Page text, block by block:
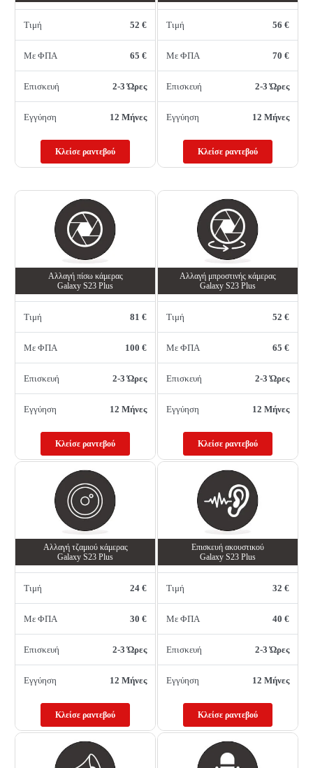
Τιμή 52 €
Με ΦΠΑ 65 €
Επισκευή 2-3 Ώρες
Εγγύηση 12 Μήνες
Κλείσε ραντεβού
Τιμή 56 €
Με ΦΠΑ 70 €
Επισκευή 2-3 Ώρες
Εγγύηση 12 Μήνες
Κλείσε ραντεβού
Αλλαγή πίσω κάμερας
Galaxy S23 Plus
Τιμή 81 €
Με ΦΠΑ 100 €
Επισκευή 2-3 Ώρες
Εγγύηση 12 Μήνες
Κλείσε ραντεβού
Αλλαγή μπροστινής κάμερας
Galaxy S23 Plus
Τιμή 52 €
Με ΦΠΑ 65 €
Επισκευή 2-3 Ώρες
Εγγύηση 12 Μήνες
Κλείσε ραντεβού
Αλλαγή τζαμιού κάμερας
Galaxy S23 Plus
Τιμή 24 €
Με ΦΠΑ 30 €
Επισκευή 2-3 Ώρες
Εγγύηση 12 Μήνες
Κλείσε ραντεβού
Επισκευή ακουστικού
Galaxy S23 Plus
Τιμή 32 €
Με ΦΠΑ 40 €
Επισκευή 2-3 Ώρες
Εγγύηση 12 Μήνες
Κλείσε ραντεβού